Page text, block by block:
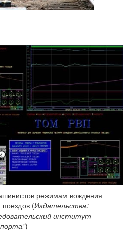
режимам вождения
поездов (Издательства:
институт
)